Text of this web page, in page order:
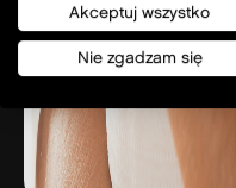
Plac Czerwca 1976 r. 6
02-495 Warszawa
Akceptuj wszystko
Nie zgadzam się